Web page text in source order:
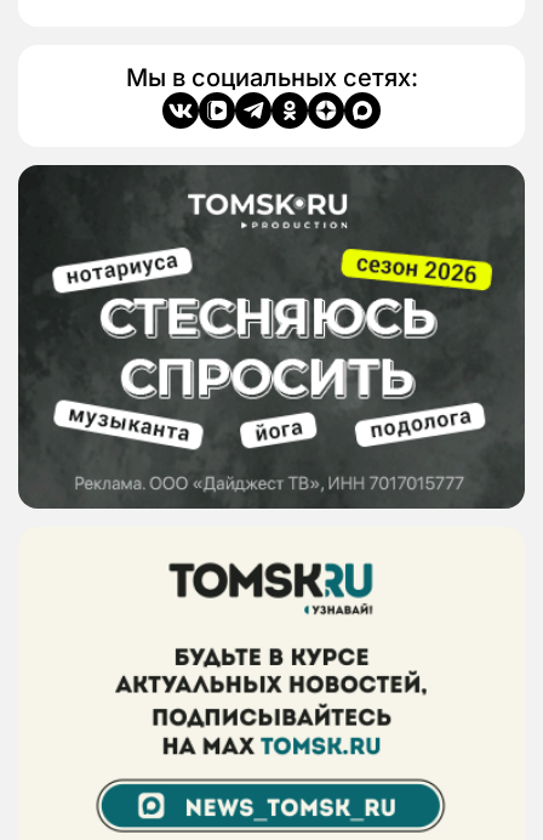
Мы в социальных сетях: